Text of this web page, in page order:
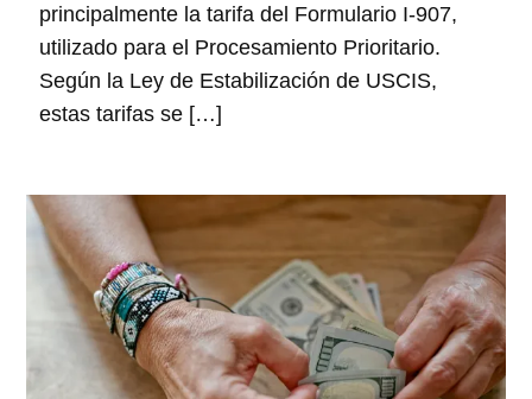
principalmente la tarifa del Formulario I-907,
utilizado para el Procesamiento Prioritario.
Según la Ley de Estabilización de USCIS,
estas tarifas se […]